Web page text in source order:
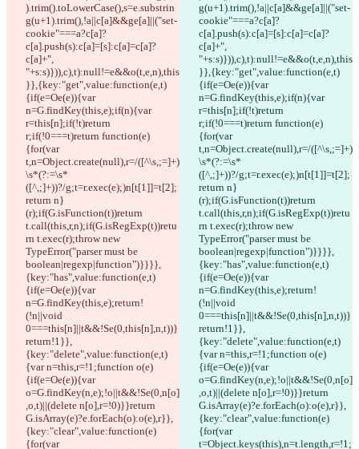
).trim().toLowerCase(),s=e.substrin
g(u+1).trim(),!a||c[a]&&ge[a]||("set-
cookie"===a?c[a]?
c[a].push(s):c[a]=[s]:c[a]=c[a]?
c[a]+",
"+s:s)})),c),t):null!=e&&o(t,e,n),this
}},{key:"get",value:function(e,t)
{if(e=Oe(e)){var
n=G.findKey(this,e);if(n){var
r=this[n];if(!t)return
r;if(!0===t)return function(e)
{for(var
t,n=Object.create(null),r=/([^\s,;=]+)
\s*(?:=\s*
([^,;]+))?/g;t=r.exec(e);)n[t[1]]=t[2];
return n}
(r);if(G.isFunction(t))return
t.call(this,r,n);if(G.isRegExp(t))retu
rn t.exec(r);throw new
TypeError("parser must be
boolean|regexp|function")}}}},
{key:"has",value:function(e,t)
{if(e=Oe(e)){var
n=G.findKey(this,e);return!
(!n||void
0===this[n]||t&&!Se(0,this[n],n,t))}
return!1}},
{key:"delete",value:function(e,t)
{var n=this,r=!1;function o(e)
{if(e=Oe(e)){var
o=G.findKey(n,e);!o||t&&!Se(0,n[o]
,o,t)||(delete n[o],r=!0)}}return
G.isArray(e)?e.forEach(o):o(e),r}},
{key:"clear",value:function(e)
{for(var
g(u+1).trim(),!a||c[a]&&ge[a]||("set-
cookie"===a?c[a]?
c[a].push(s):c[a]=[s]:c[a]=c[a]?
c[a]+",
"+s:s)})),c),t):null!=e&&o(t,e,n),this
}},{key:"get",value:function(e,t)
{if(e=Oe(e)){var
n=G.findKey(this,e);if(n){var
r=this[n];if(!t)return
r;if(!0===t)return function(e)
{for(var
t,n=Object.create(null),r=/([^\s,;=]+)
\s*(?:=\s*
([^,;]+))?/g;t=r.exec(e);)n[t[1]]=t[2];
return n}
(r);if(G.isFunction(t))return
t.call(this,r,n);if(G.isRegExp(t))retu
rn t.exec(r);throw new
TypeError("parser must be
boolean|regexp|function")}}}},
{key:"has",value:function(e,t)
{if(e=Oe(e)){var
n=G.findKey(this,e);return!
(!n||void
0===this[n]||t&&!Se(0,this[n],n,t))}
return!1}},
{key:"delete",value:function(e,t)
{var n=this,r=!1;function o(e)
{if(e=Oe(e)){var
o=G.findKey(n,e);!o||t&&!Se(0,n[o]
,o,t)||(delete n[o],r=!0)}}return
G.isArray(e)?e.forEach(o):o(e),r}},
{key:"clear",value:function(e)
{for(var
t=Object.keys(this),n=t.length,r=!1;